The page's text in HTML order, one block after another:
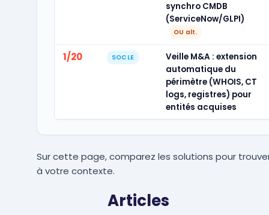
synchro CMDB
(ServiceNow/GLPI)
OU alt.
1/20 SOCLE
Veille M&A : extension
automatique du
périmètre (WHOIS, CT
logs, registres) pour
entités acquises
Sur cette page, comparez les solutions pour
à votre contexte.
Articles